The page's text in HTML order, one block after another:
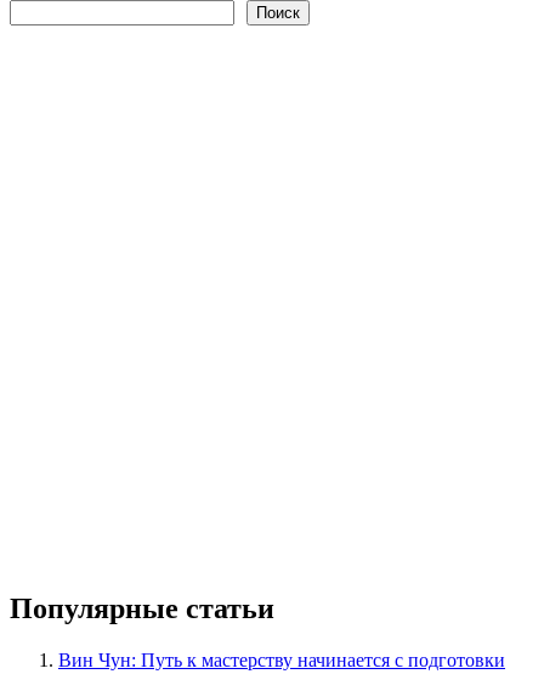
Поиск
Популярные статьи
Вин Чун: Путь к мастерству начинается с подготовки